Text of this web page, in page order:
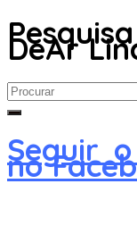
DeAr
Search
for:
Seguir
no